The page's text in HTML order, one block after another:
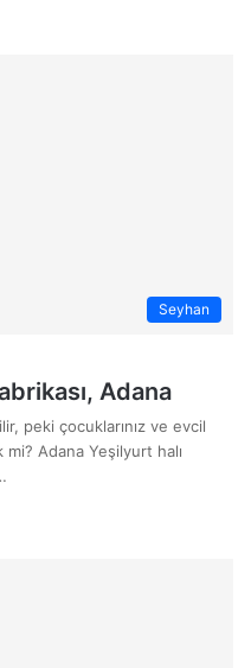
Seyhan
Adana
peki çocuklarınız ve evcil
Adana Yeşilyurt halı